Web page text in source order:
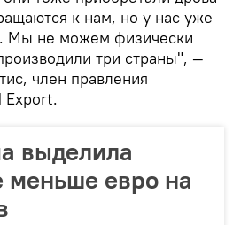
к нам, но у нас уже
Мы не можем физически
три страны", —
член правления
Export.
выделила
меньше евро на